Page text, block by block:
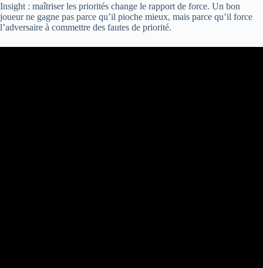
Insight : maîtriser les priorités change le rapport de force. Un bon
joueur ne gagne pas parce qu’il pioche mieux, mais parce qu’il force
l’adversaire à commettre des fautes de priorité.